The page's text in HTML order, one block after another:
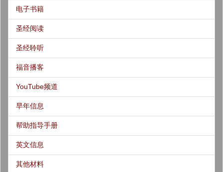
电子书籍
圣经阅读
圣经聆听
福音播客
YouTube频道
早年信息
帮助指导手册
英文信息
其他材料